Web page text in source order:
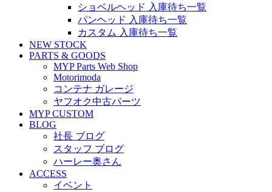
ショベルヘッド 入庫待ち一覧
パンヘッド 入庫待ち一覧
カスタム 入庫待ち一覧
NEW STOCK
PARTS & GOODS
MYP Parts Web Shop
Motorimoda
コンテナ ガレージ
ヤフオク中古パーツ
MYP CUSTOM
BLOG
社長 ブログ
スタッフ ブログ
ハーレー奥さん
ACCESS
イベント